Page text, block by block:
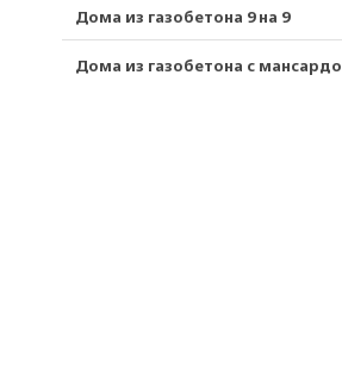
Дома из газобетона 9 на 9
Дома из газобетона с